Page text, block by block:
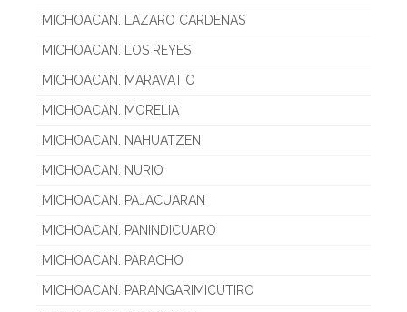
MICHOACAN. LAZARO CARDENAS
MICHOACAN. LOS REYES
MICHOACAN. MARAVATIO
MICHOACAN. MORELIA
MICHOACAN. NAHUATZEN
MICHOACAN. NURIO
MICHOACAN. PAJACUARAN
MICHOACAN. PANINDICUARO
MICHOACAN. PARACHO
MICHOACAN. PARANGARIMICUTIRO